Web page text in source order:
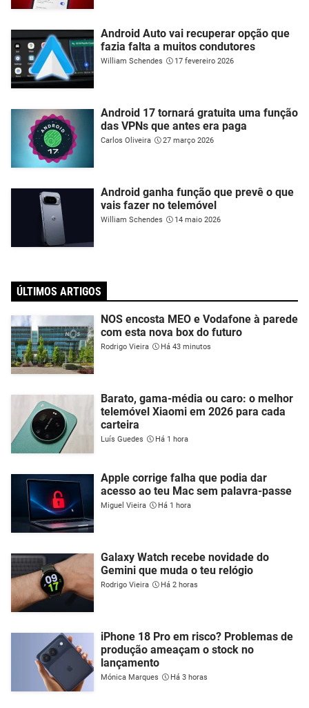
Android Auto vai recuperar opção que
fazia falta a muitos condutores
William Schendes 17 fevereiro 2026
Android 17 tornará gratuita uma função
das VPNs que antes era paga
Carlos Oliveira 27 março 2026
Android ganha função que prevê o que
vais fazer no telemóvel
William Schendes 14 maio 2026
ÚLTIMOS ARTIGOS
NOS encosta MEO e Vodafone à parede
com esta nova box do futuro
Rodrigo Vieira Há 43 minutos
Barato, gama-média ou caro: o melhor
telemóvel Xiaomi em 2026 para cada
carteira
Luís Guedes Há 1 hora
Apple corrige falha que podia dar
acesso ao teu Mac sem palavra-passe
Miguel Vieira Há 1 hora
Galaxy Watch recebe novidade do
Gemini que muda o teu relógio
Rodrigo Vieira Há 2 horas
iPhone 18 Pro em risco? Problemas de
produção ameaçam o stock no
lançamento
Mónica Marques Há 3 horas